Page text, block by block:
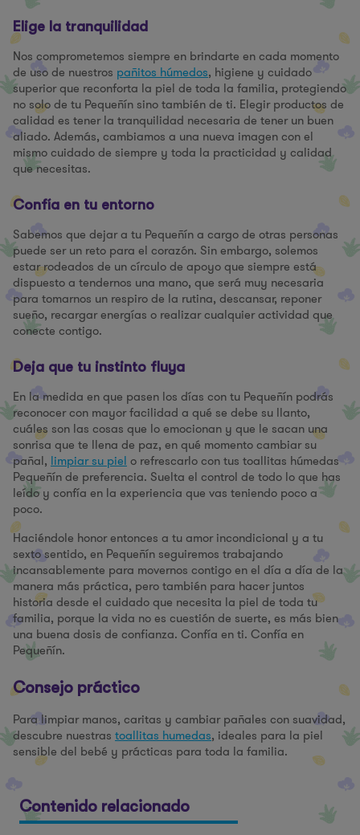
Elige la tranquilidad
Nos comprometemos siempre en brindarte en cada momento
de uso de nuestros pañitos húmedos, higiene y cuidado
superior que reconforta la piel de toda la familia, protegiendo
no solo de tu Pequeñín sino también de ti. Elegir productos de
calidad es tener la tranquilidad necesaria de tener un buen
aliado. Además, cambiamos a una nueva imagen con el
mismo cuidado de siempre y toda la practicidad y calidad
que necesitas.
Confía en tu entorno
Sabemos que dejar a tu Pequeñín a cargo de otras personas
puede ser un reto para el corazón. Sin embargo, solemos
estar rodeados de un círculo de apoyo que siempre está
dispuesto a tendernos una mano, que será muy necesaria
para tomarnos un respiro de la rutina, descansar, reponer
sueño, recargar energías o realizar cualquier actividad que
conecte contigo.
Deja que tu instinto fluya
En la medida en que pasen los días con tu Pequeñín podrás
reconocer con mayor facilidad a qué se debe su llanto,
cuáles son las cosas que lo emocionan y que le sacan una
sonrisa que te llena de paz, en qué momento cambiar su
pañal, limpiar su piel o refrescarlo con tus toallitas húmedas
Pequeñín de preferencia. Suelta el control de todo lo que has
leído y confía en la experiencia que vas teniendo poco a
poco.
Haciéndole honor entonces a tu amor incondicional y a tu
sexto sentido, en Pequeñín seguiremos trabajando
incansablemente para movernos contigo en el día a día de la
manera más práctica, pero también para hacer juntos
historia desde el cuidado que necesita la piel de toda tu
familia, porque la vida no es cuestión de suerte, es más bien
una buena dosis de confianza. Confía en ti. Confía en
Pequeñín.
Consejo práctico
Para limpiar manos, caritas y cambiar pañales con suavidad,
descubre nuestras toallitas humedas, ideales para la piel
sensible del bebé y prácticas para toda la familia.
Contenido relacionado